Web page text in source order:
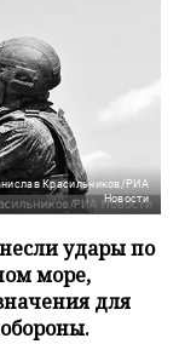
Красильников/РИА
Новости
удары по
море,
для